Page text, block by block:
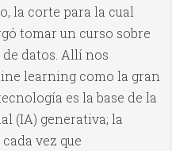
la corte para la cual
tomar un curso sobre
datos. Allí nos
learning como la gran
es la base de la
(IA) generativa; la
vez que